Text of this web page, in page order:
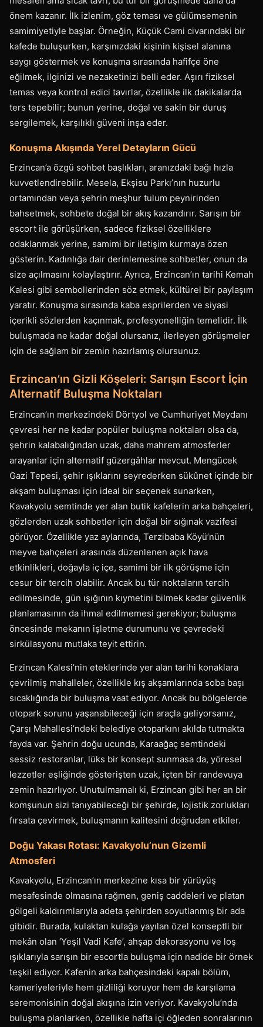
önem kazanır. İlk izlenim, göz teması ve gülümsemenin
samimiyetiyle başlar. Örneğin, Küçük Cami civarındaki bir
kafede buluşurken, karşınızdaki kişinin kişisel alanına
saygı göstermek ve konuşma sırasında hafifçe öne
eğilmek, ilginizi ve nezaketinizi belli eder. Aşırı fiziksel
temas veya kontrol edici tavırlar, özellikle ilk dakikalarda
ters tepebilir; bunun yerine, doğal ve sakin bir duruş
sergilemek, karşılıklı güveni inşa eder.
Konuşma Akışında Yerel Detayların Gücü
Erzincan’a özgü sohbet başlıkları, aranızdaki bağı hızla
kuvvetlendirebilir. Mesela, Ekşisu Parkı’nın huzurlu
ortamından veya şehrin meşhur tulum peynirinden
bahsetmek, sohbete doğal bir akış kazandırır. Sarışın bir
escort ile görüşürken, sadece fiziksel özelliklere
odaklanmak yerine, samimi bir iletişim kurmaya özen
gösterin. Kadınlığa dair derinlemesine sohbetler, onun da
size açılmasını kolaylaştırır. Ayrıca, Erzincan’ın tarihi Kemah
Kalesi gibi sembollerinden söz etmek, kültürel bir paylaşım
yaratır. Konuşma sırasında kaba esprilerden ve siyasi
içerikli sözlerden kaçınmak, profesyonelliğin temelidir. İlk
buluşmada ne kadar doğal olursanız, ilerleyen görüşmeler
için de sağlam bir zemin hazırlamış olursunuz.
Erzincan’ın Gizli Köşeleri: Sarışın Escort İçin
Alternatif Buluşma Noktaları
Erzincan’ın merkezindeki Dörtyol ve Cumhuriyet Meydanı
çevresi her ne kadar popüler buluşma noktaları olsa da,
şehrin kalabalığından uzak, daha mahrem atmosferler
arayanlar için alternatif güzergâhlar mevcut. Mengücek
Gazi Tepesi, şehir ışıklarını seyrederken sükûnet içinde bir
akşam buluşması için ideal bir seçenek sunarken,
Kavakyolu semtinde yer alan butik kafelerin arka bahçeleri,
gözlerden uzak sohbetler için doğal bir sığınak vazifesi
görüyor. Özellikle yaz aylarında, Terzibaba Köyü’nün
meyve bahçeleri arasında düzenlenen açık hava
etkinlikleri, doğayla iç içe, samimi bir ilk görüşme için
cesur bir tercih olabilir. Ancak bu tür noktaların tercih
edilmesinde, gün ışığının kıymetini bilmek kadar güvenlik
planlamasının da ihmal edilmemesi gerekiyor; buluşma
öncesinde mekanın işletme durumunu ve çevredeki
sirkülasyonu mutlaka teyit ettirin.
Erzincan Kalesi’nin eteklerinde yer alan tarihi konaklara
çevrilmiş mahalleler, özellikle kış akşamlarında soba başı
sıcaklığında bir buluşma vaat ediyor. Ancak bu bölgelerde
otopark sorunu yaşanabileceği için araçla geliyorsanız,
Çarşı Mahallesi’ndeki belediye otoparkını akılda tutmakta
fayda var. Şehrin doğu ucunda, Karaağaç semtindeki
sessiz restoranlar, lüks bir konsept sunmasa da, yöresel
lezzetler eşliğinde gösterişten uzak, içten bir randevuya
zemin hazırlıyor. Unutulmamalı ki, Erzincan gibi her an bir
komşunun sizi tanıyabileceği bir şehirde, lojistik zorlukları
fırsata çevirmek, buluşmanın kalitesini doğrudan etkiler.
Doğu Yakası Rotası: Kavakyolu’nun Gizemli
Atmosferi
Kavakyolu, Erzincan’ın merkezine kısa bir yürüyüş
mesafesinde olmasına rağmen, geniş caddeleri ve platan
gölgeli kaldırımlarıyla adeta şehirden soyutlanmış bir ada
gibidir. Burada, kulaktan kulağa yayılan özel konseptli bir
mekân olan ‘Yeşil Vadi Kafe’, ahşap dekorasyonu ve loş
ışıklarıyla sarışın bir escortla buluşma için nadide bir örnek
teşkil ediyor. Kafenin arka bahçesindeki kapalı bölüm,
kameriyeleriyle hem gizliliği koruyor hem de karşılama
seremonisinin doğal akışına izin veriyor. Kavakyolu’nda
buluşma planlarken, özellikle hafta içi öğleden sonralarının